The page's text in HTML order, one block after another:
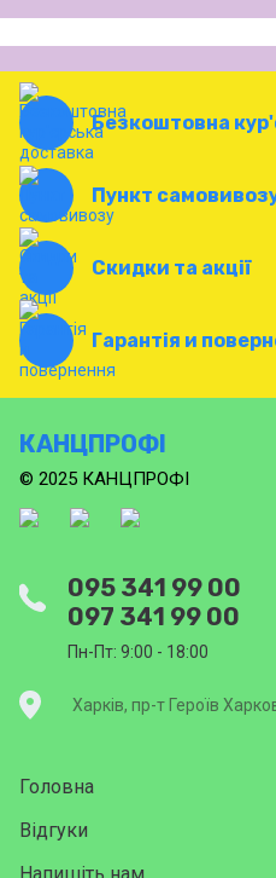
Безкоштовна
Пункт
Скидки та акції
Гарантія и
КАНЦПРОФІ
© 2025 КАНЦПРОФІ
095 341 99 00
097 341 99 00
Пн-Пт: 9:00 - 18:00
Харків, пр-т Героїв
Головна
Відгуки